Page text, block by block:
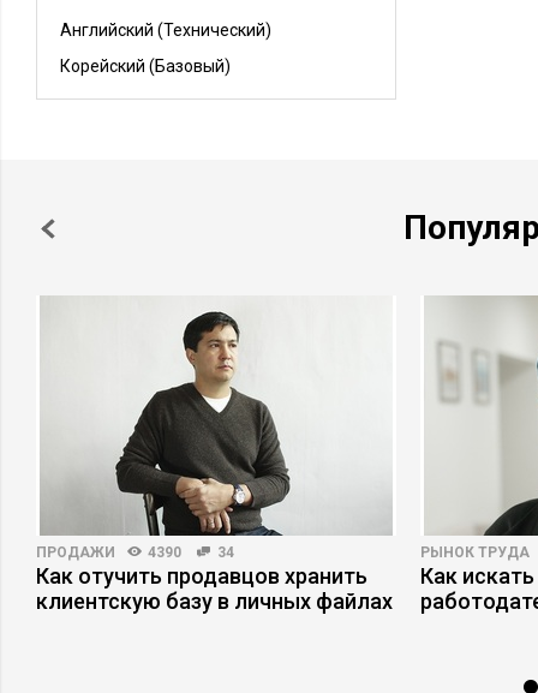
Английский (Технический)
Корейский (Базовый)
ПРОДАЖИ 4390 34
Как отучить продавцов хранить
клиентскую базу в личных файлах
РЫНОК ТРУДА
Как